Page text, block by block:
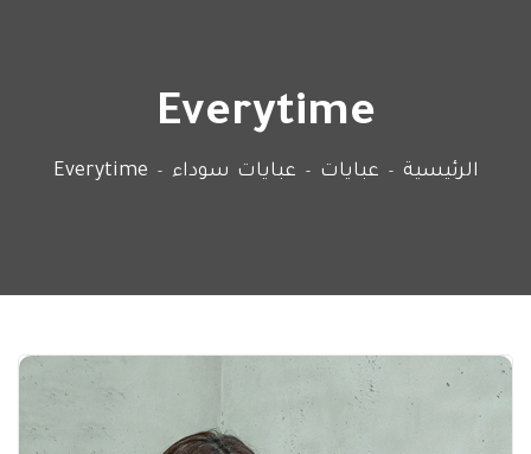
Everytime
الرئيسية - عبايات - عبايات سوداء -
Everytime